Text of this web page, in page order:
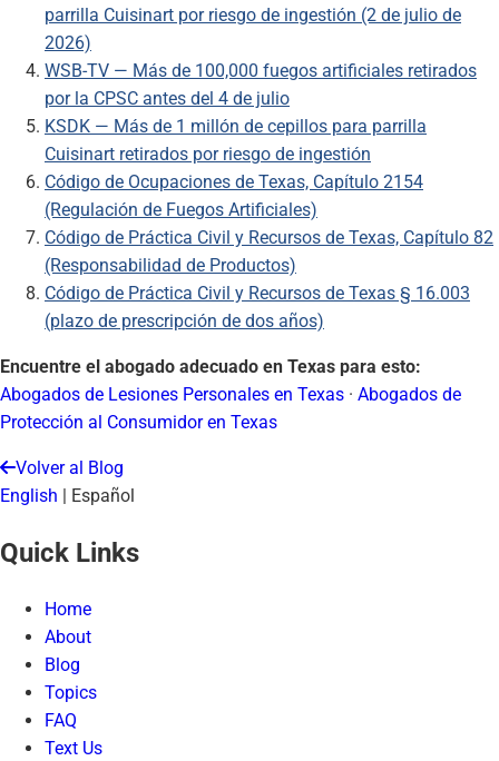
parrilla Cuisinart por riesgo de ingestión (2 de julio de
2026)
WSB-TV — Más de 100,000 fuegos artificiales retirados
por la CPSC antes del 4 de julio
KSDK — Más de 1 millón de cepillos para parrilla
Cuisinart retirados por riesgo de ingestión
Código de Ocupaciones de Texas, Capítulo 2154
(Regulación de Fuegos Artificiales)
Código de Práctica Civil y Recursos de Texas, Capítulo 82
(Responsabilidad de Productos)
Código de Práctica Civil y Recursos de Texas § 16.003
(plazo de prescripción de dos años)
Encuentre el abogado adecuado en Texas para esto:
Abogados de Lesiones Personales en Texas · Abogados de
Protección al Consumidor en Texas
Volver al Blog
English | Español
Quick Links
Home
About
Blog
Topics
FAQ
Text Us